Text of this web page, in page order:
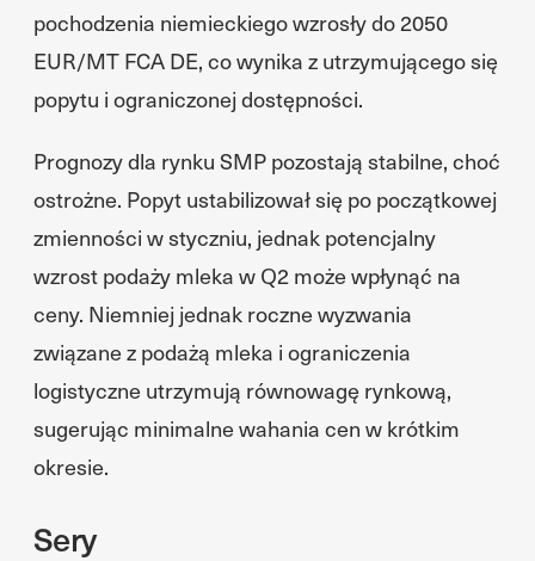
pochodzenia niemieckiego wzrosły do 2050
EUR/MT FCA DE, co wynika z utrzymującego się
popytu i ograniczonej dostępności.
Prognozy dla rynku SMP pozostają stabilne, choć
ostrożne. Popyt ustabilizował się po początkowej
zmienności w styczniu, jednak potencjalny
wzrost podaży mleka w Q2 może wpłynąć na
ceny. Niemniej jednak roczne wyzwania
związane z podażą mleka i ograniczenia
logistyczne utrzymują równowagę rynkową,
sugerując minimalne wahania cen w krótkim
okresie.
Sery